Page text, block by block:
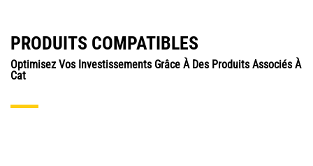
PRODUITS COMPATIBLES
Optimisez Vos Investissements Grâce À Des Produits Associés À
Cat